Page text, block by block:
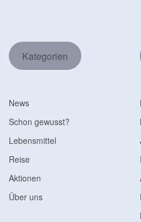
Kategorien
News
Schon gewusst?
Lebensmittel
Reise
Aktionen
Über uns